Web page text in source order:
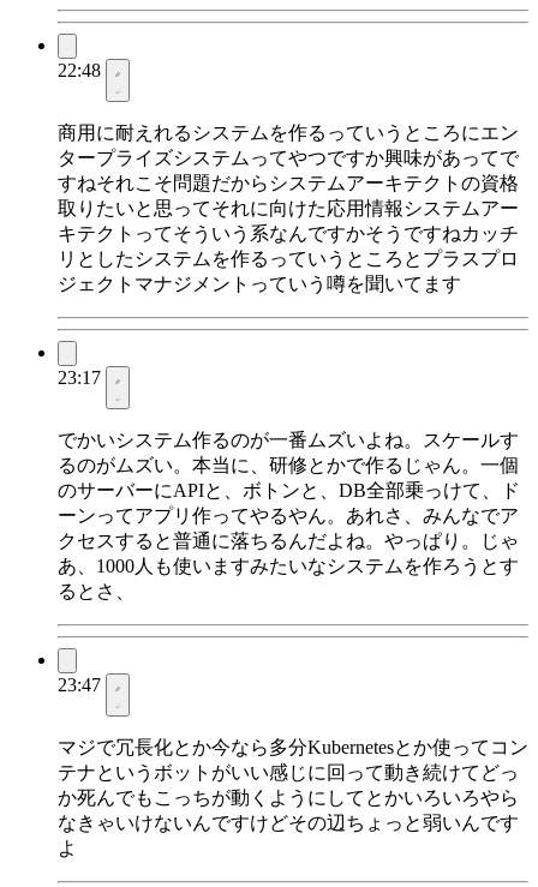
22:48
商用に耐えれるシステムを作るっていうところにエン
タープライズシステムってやつですか興味があってで
すねそれこそ問題だからシステムアーキテクトの資格
取りたいと思ってそれに向けた応用情報システムアー
キテクトってそういう系なんですかそうですねカッチ
リとしたシステムを作るっていうところとプラスプロ
ジェクトマナジメントっていう噂を聞いてます
23:17
でかいシステム作るのが一番ムズいよね。スケールす
るのがムズい。本当に、研修とかで作るじゃん。一個
のサーバーにAPIと、ボトンと、DB全部乗っけて、ド
ーンってアプリ作ってやるやん。あれさ、みんなでア
クセスすると普通に落ちるんだよね。やっぱり。じゃ
あ、1000人も使いますみたいなシステムを作ろうとす
るとさ、
23:47
マジで冗長化とか今なら多分Kubernetesとか使ってコン
テナというボットがいい感じに回って動き続けてどっ
か死んでもこっちが動くようにしてとかいろいろやら
なきゃいけないんですけどその辺ちょっと弱いんです
よ